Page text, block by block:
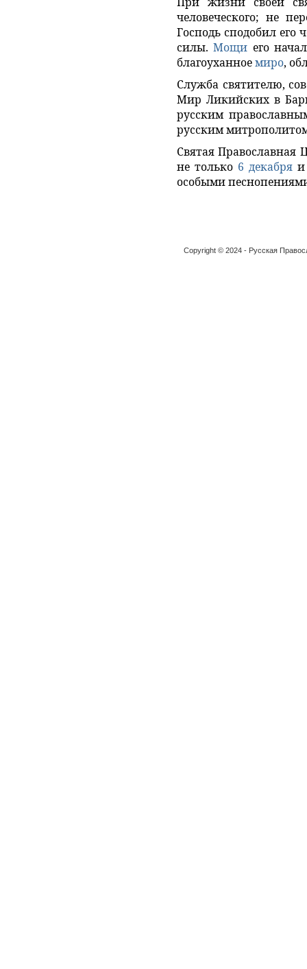
человеческого; не
Господь сподобил его
силы.Мощи его
благоуханноемиро,
Служба святителю,
Мир Ликийских в
русским
русским
Святая Православная
не только 6 декабря
особыми
Copyright © 2024 - Русская